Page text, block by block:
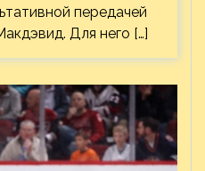
передачей
Для него […]